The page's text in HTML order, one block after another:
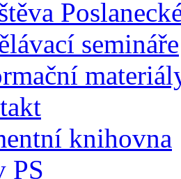
semináře
knihovna
PS